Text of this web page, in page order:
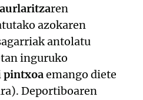
ren
azokaren
antolatu
inguruko
pintxoaemango diete
Deportiboaren